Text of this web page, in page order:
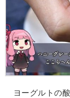
ヨーグルトの